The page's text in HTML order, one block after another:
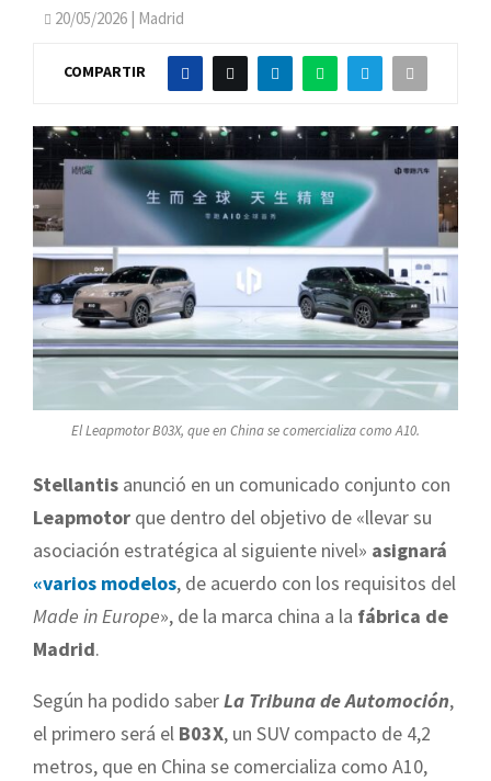
20/05/2026 | Madrid
COMPARTIR
El Leapmotor B03X, que en China se comercializa como A10.
Stellantis anunció en un comunicado conjunto con
Leapmotor que dentro del objetivo de «llevar su
asociación estratégica al siguiente nivel» asignará
«varios modelos, de acuerdo con los requisitos del
Made in Europe», de la marca china a la fábrica de
Madrid.
Según ha podido saberLa Tribuna de Automoción,
el primero será el B03X, un SUV compacto de 4,2
metros, que en China se comercializa como A10,